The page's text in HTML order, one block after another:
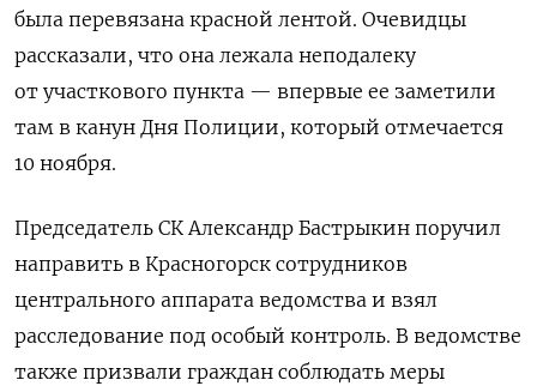
была перевязана красной лентой. Очевидцы
рассказали, что она лежала неподалеку
от участкового пункта — впервые ее заметили
там в канун Дня Полиции, который отмечается
10 ноября.
Председатель СК Александр Бастрыкин поручил
направить в Красногорск сотрудников
центрального аппарата ведомства и взял
расследование под особый контроль. В ведомстве
также призвали граждан соблюдать меры